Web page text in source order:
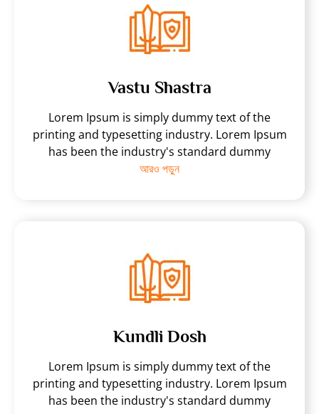
Vastu Shastra
Lorem Ipsum is simply dummy text of the
printing and typesetting industry. Lorem Ipsum
has been the industry's standard dummy
আরও পড়ুন
Kundli Dosh
Lorem Ipsum is simply dummy text of the
printing and typesetting industry. Lorem Ipsum
has been the industry's standard dummy